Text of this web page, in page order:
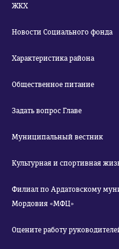
ЖКХ
Новости Социального фонда
Характеристика района
Общественное питание
Задать вопрос Главе
Муниципальный вестник
Культурная и спортивная
Филиал по Ардатовскому
Мордовия «МФЦ»
Оцените работу